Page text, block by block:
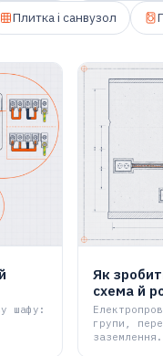
Плитка і санвузол
шафу:
Як
схема й
групи,
заземлення.